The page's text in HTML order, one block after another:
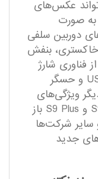
می‌تواند عکس‌های
واید بگیرد و قابلیت عکاسی HDR به صورت
دوربین سلفی
۴ رنگ آبی، خاکستری، بنفش
فناوری شارژ
سریع نسخه ۲.۰، درگاه USB Type-C و حسگر
ویژگی‌های
این تازه‌وارد است. سامسونگ با S9 و S9 Plus باز
سایر شرکت‌ها
جدید